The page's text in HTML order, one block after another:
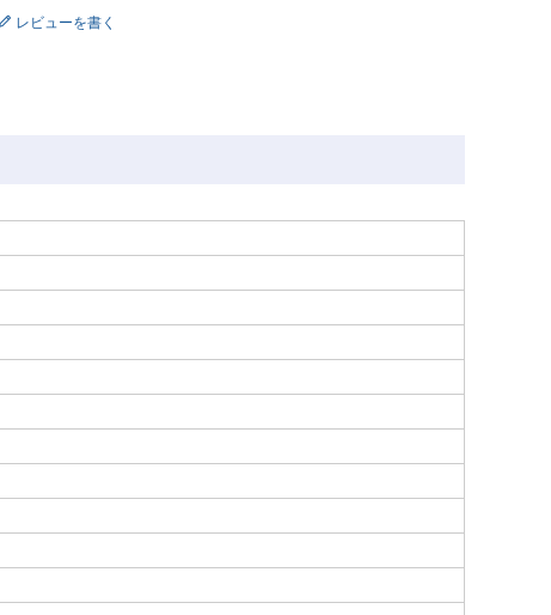
レビューを書く